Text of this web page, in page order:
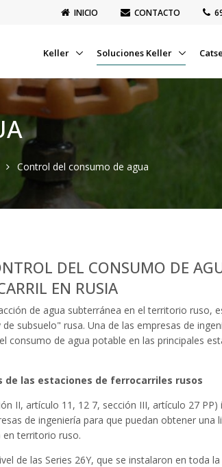
INICIO CONTACTO
Keller Soluciones Keller
Control del consumo de agua
DEL CONSUMO DE
EN RUSIA
de agua subterránea en el territorio ruso,
subsuelo" rusa. Una de las empresas de
consumo de agua potable en las principales
de las estaciones de ferrocarriles rusos
II, artículo 11, 12 7, sección III, artículo 27
de ingeniería para que puedan obtener una
en territorio ruso.
de las Series 26Y, que se instalaron en toda